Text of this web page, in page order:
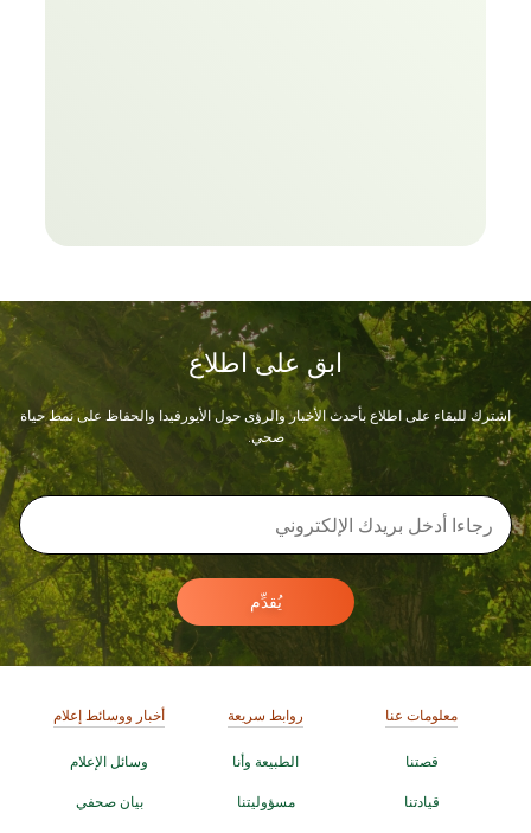
ابق على اطلاع
اشترك للبقاء على اطلاع بأحدث الأخبار والرؤى حول الأيورفيدا والحفاظ على نمط حياة
صحي.
يُقدِّم
معلومات عنا
قصتنا
قيادتنا
روابط سريعة
الطبيعة وأنا
مسؤوليتنا
أخبار ووسائط إعلام
وسائل الإعلام
بيان صحفي